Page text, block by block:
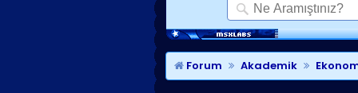
Forum Akademik